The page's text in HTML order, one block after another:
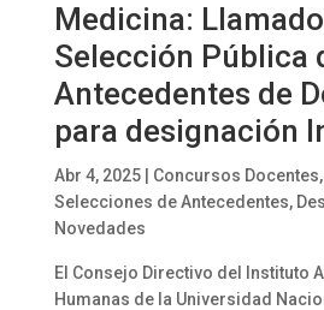
Medicina:
Selección Pública
Antecedentes de
para designación
Abr 4, 2025| Concursos Docentes,
Selecciones de Antecedentes,
Novedades
El Consejo Directivo del Instituto
Humanas de la Universidad